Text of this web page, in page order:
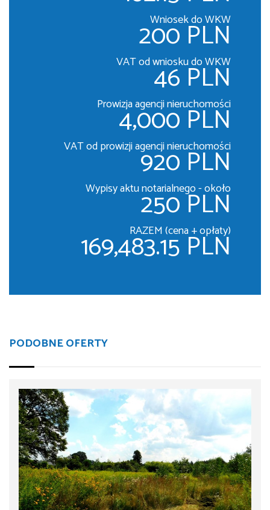
Wniosek do WKW
200 PLN
VAT od wniosku do WKW
46 PLN
Prowizja agencji nieruchomości
4,000 PLN
VAT od prowizji agencji nieruchomości
920 PLN
Wypisy aktu notarialnego - około
250 PLN
RAZEM (cena + opłaty)
169,483.15 PLN
PODOBNE OFERTY